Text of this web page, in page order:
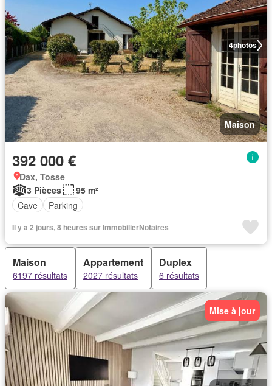
4photos
Maison
392 000 €
Dax, Tosse
3 Pièces
95 m²
Cave
Parking
Il y a 2 jours, 8 heures sur ImmobilierNotaires
Maison
6197 résultats
Appartement
2027 résultats
Duplex
6 résultats
Mise à jour